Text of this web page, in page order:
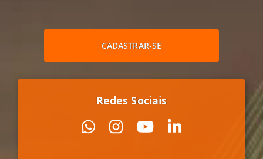
CADASTRAR-SE
Redes Sociais